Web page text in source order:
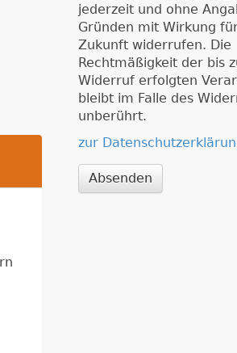
jederzeit und ohne
Gründen mit Wirkung
Zukunft widerrufen. Die
Rechtmäßigkeit der bis
Widerruf erfolgten
bleibt im Falle des
unberührt.
zur
Absenden